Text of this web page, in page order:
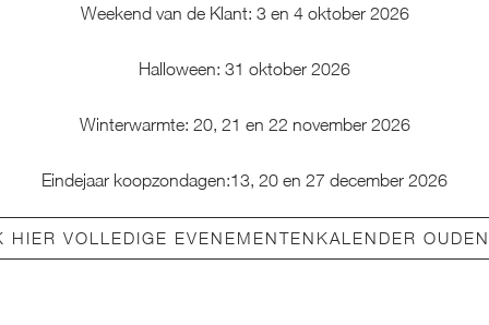
Weekend van de Klant: 3 en 4 oktober 2026
Halloween: 31 oktober 2026
Winterwarmte: 20, 21 en 22 november 2026
Eindejaar koopzondagen:13, 20 en 27 december 2026
HIER VOLLEDIGE EVENEMENTENKALENDER